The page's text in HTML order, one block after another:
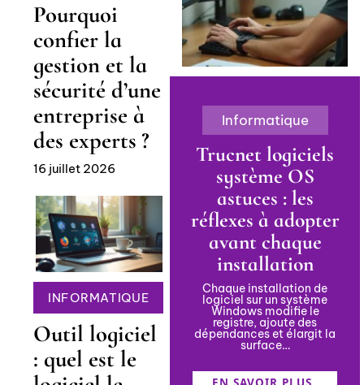
Pourquoi
confier la
gestion et la
sécurité d’une
entreprise à
des experts ?
16 juillet 2026
INFORMATIQUE
Outil logiciel
: quel est le
Informatique
Trucnet logiciels
système OS
astuces : les
réflexes à adopter
avant chaque
installation
Chaque installation de
logiciel sur un système
Windows modifie le
registre, ajoute des
dépendances et élargit la
surface…